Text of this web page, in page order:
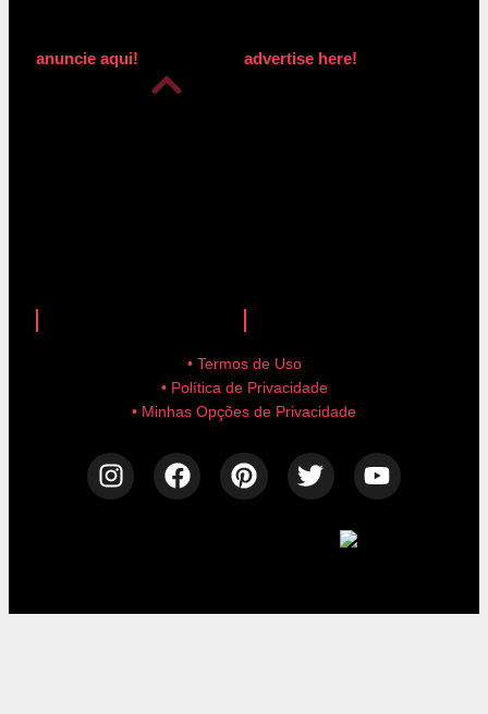
anuncie aqui! advertise here!
• Termos de Uso
• Política de Privacidade
• Minhas Opções de Privacidade